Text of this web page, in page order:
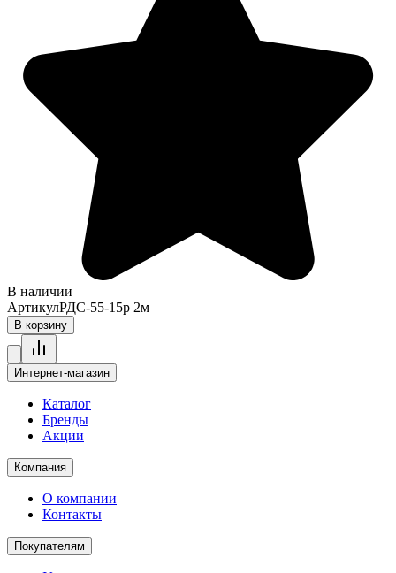
В наличии
АртикулРДС-55-15р 2м
В корзину
Интернет-магазин
Каталог
Бренды
Акции
Компания
О компании
Контакты
Покупателям